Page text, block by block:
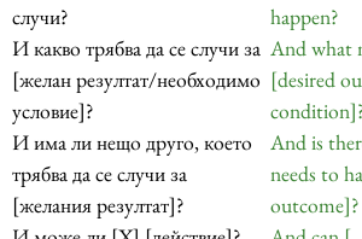
случи?
happen?
И какво трябва да се случи за
[желан резултат/необходимо
условие]?
And what
[desired
И има ли нещо друго, което
трябва да се случи за
[желания резултат]?
And is
needs to
outcome]?